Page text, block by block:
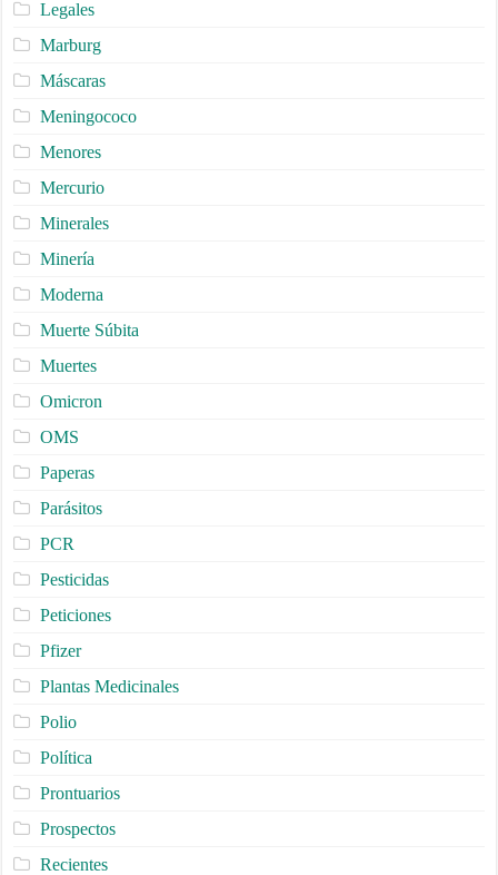
Legales
Marburg
Máscaras
Meningococo
Menores
Mercurio
Minerales
Minería
Moderna
Muerte Súbita
Muertes
Omicron
OMS
Paperas
Parásitos
PCR
Pesticidas
Peticiones
Pfizer
Plantas Medicinales
Polio
Política
Prontuarios
Prospectos
Recientes